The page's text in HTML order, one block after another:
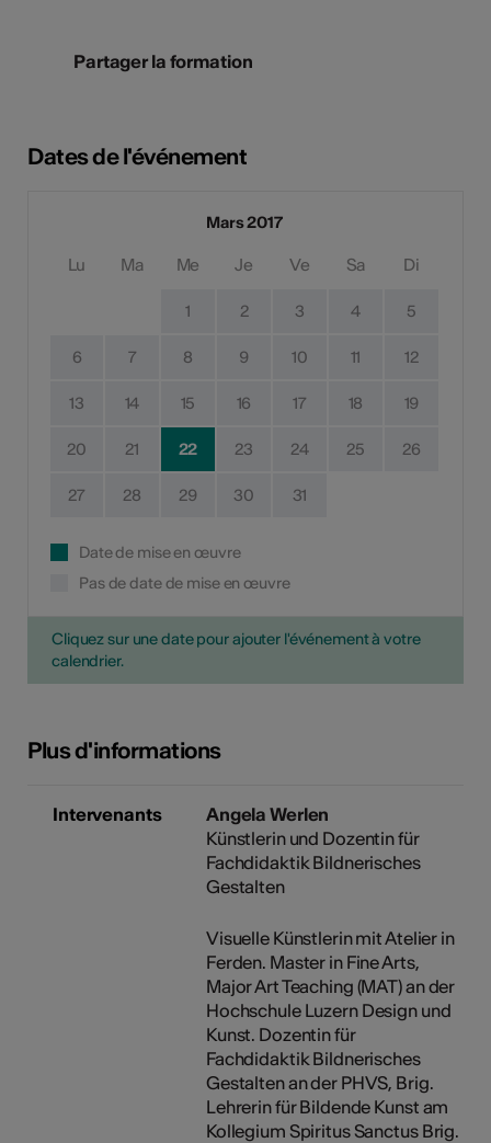
Partager la formation
Dates de l'événement
Mars 2017
Lu Ma Me Je Ve Sa Di
1 2 3 4 5
6 7 8 9 10 11 12
13 14 15 16 17 18 19
20 21 22 23 24 25 26
27 28 29 30 31
Date de mise en œuvre
Pas de date de mise en œuvre
Cliquez sur une date pour ajouter l'événement à votre
calendrier.
Plus d'informations
Intervenants
Angela Werlen
Künstlerin und Dozentin für
Fachdidaktik Bildnerisches
Gestalten
Visuelle Künstlerin mit Atelier in
Ferden. Master in Fine Arts,
Major Art Teaching (MAT) an der
Hochschule Luzern Design und
Kunst. Dozentin für
Fachdidaktik Bildnerisches
Gestalten an der PHVS, Brig.
Lehrerin für Bildende Kunst am
Kollegium Spiritus Sanctus Brig.